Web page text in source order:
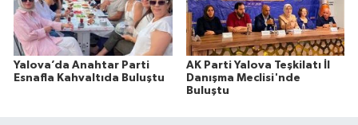
Yalova’da Anahtar Parti
Esnafla Kahvaltıda Buluştu
AK Parti Yalova Teşkilatı İl
Danışma Meclisi'nde
Buluştu